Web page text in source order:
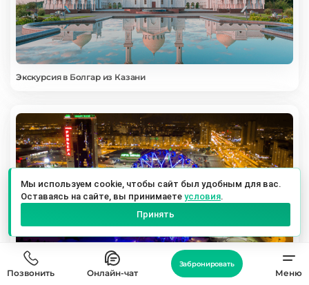
Мы используем cookie, чтобы сайт был удобным для вас.
Оставаясь на сайте, вы принимаете условия.
Принять
Экскурсия в Болгар из Казани
Ночная экскурсия по Казани
Позвонить
Онлайн-чат
Забронировать
Меню